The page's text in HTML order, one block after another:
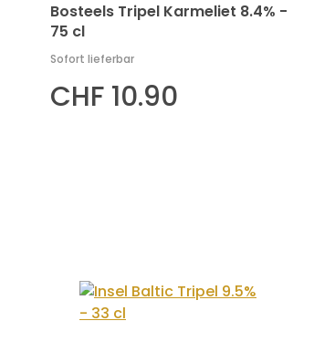
Bosteels Tripel Karmeliet 8.4% -
75 cl
Sofort lieferbar
CHF 10.90